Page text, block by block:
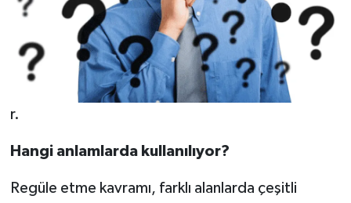
r.
Hangi anlamlarda kullanılıyor?
Regüle etme kavramı, farklı alanlarda çeşitli